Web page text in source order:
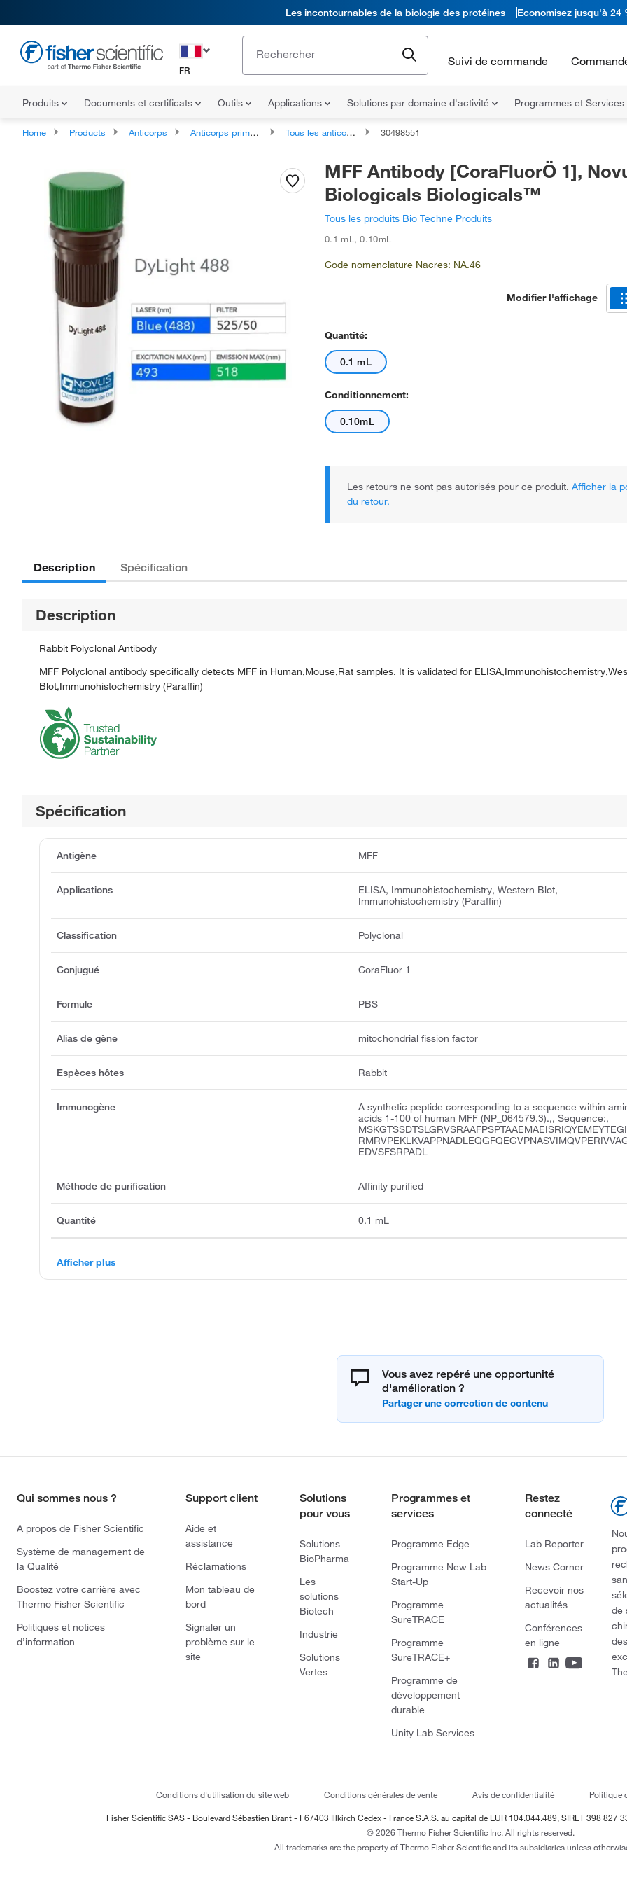
Les incontournables de la biologie des protéines Economisez jusqu'à 24
FR
Suivi de commande
Produits Documents et certificats Outils Applications Solutions par domaine d'activité Programmes et Services
Home Products Anticorps Anticorps primaires Tous les anticorps primaires 30498551
MFF Antibody [CoraFluorÖ 1],
Biologicals Biologicals™
Tous les produits Bio Techne Produits
0.1 mL ,0.10mL
Code nomenclature Nacres: NA.46
Modifier l'affichage
Quantité:
0.1 mL
Conditionnement:
0.10mL
Les retours ne sont pas autorisés pour ce produit. Afficher la
du retour.
Description Spécification
Description
Rabbit Polyclonal Antibody
MFF Polyclonal antibody specifically detects MFF in Human,Mouse,Rat samples. It is validated for
Blot,Immunohistochemistry (Paraffin)
Spécification
Antigène MFF
Applications
ELISA, Immunohistochemistry, Western Blot,
Immunohistochemistry (Paraffin)
Classification Polyclonal
Conjugué CoraFluor 1
Formule PBS
Alias de gène mitochondrial fission factor
Espèces hôtes Rabbit
Immunogène
A synthetic peptide corresponding to a sequence within
acids 1-100 of human MFF (NP_064579.3).,, Sequence:,
EDVSFSRPADL
Méthode de purification Affinity purified
Quantité 0.1 mL
Afficher plus
Vous avez repéré une opportunité
d'amélioration ?
Qui sommes nous ?
A propos de Fisher Scientific
Système de management de
la Qualité
Boostez votre carrière avec
Thermo Fisher Scientific
Politiques et notices
d’information
Support client
Aide et
assistance
Réclamations
Mon tableau de
bord
Signaler un
problème sur le
site
Solutions
pour vous
Solutions
BioPharma
Les
solutions
Biotech
Industrie
Solutions
Vertes
Programmes et
services
Programme Edge
Programme New Lab
Start-Up
Programme
SureTRACE
Programme
SureTRACE+
Programme de
développement
durable
Unity Lab Services
Restez
connecté
Lab Reporter
News Corner
Recevoir nos
actualités
Conférences
en ligne
de
Conditions d'utilisation du site web Conditions générales de vente Avis de confidentialité Politique
Fisher Scientific SAS - Boulevard Sébastien Brant - F67403 Illkirch Cedex - France S.A.S. au capital de EUR 104.044.489, SIRET 398 827
© 2026 Thermo Fisher Scientific Inc. All rights reserved.
All trademarks are the property of Thermo Fisher Scientific and its subsidiaries unless